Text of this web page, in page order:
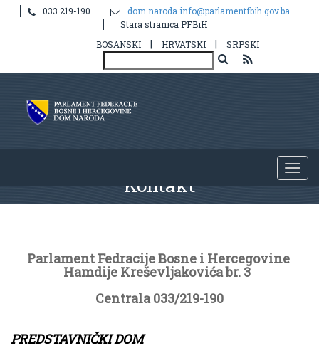
033 219-190
dom.naroda.info@parlamentfbih.gov.ba
Stara stranica PFBiH
BOSANSKI
| HRVATSKI | SRPSKI
Kontakt
Parlament Fedracije Bosne i Hercegovine
Hamdije Kreševljakovića br. 3
Centrala 033/219-190
PREDSTAVNIČKI DOM